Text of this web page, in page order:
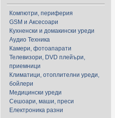
Компютри, периферия
GSM и Аксесоари
Кухненски и домакински уреди
Аудио Техника
Камери, фотоапарати
Телевизори, DVD плейъри,
приемници
Климатици, отоплителни уреди,
бойлери
Медицински уреди
Сешоари, маши, преси
Електроника разни